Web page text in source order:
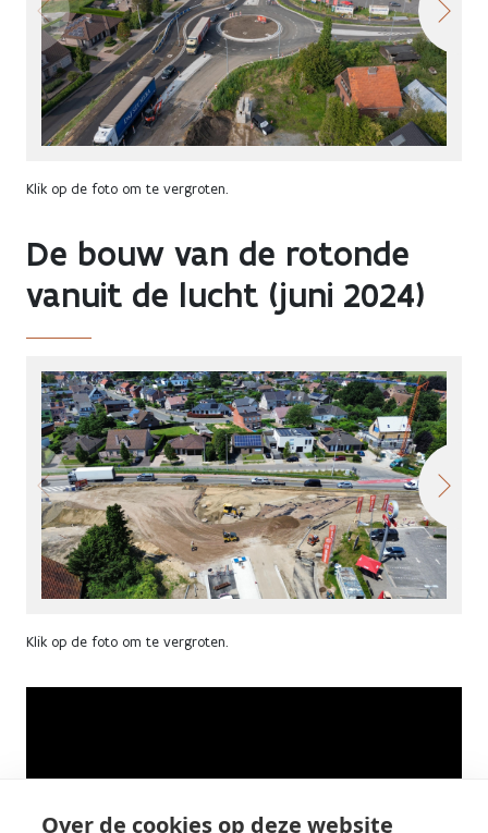
Over de cookies op deze website
Klik op de foto om te vergroten.
De bouw van de rotonde
vanuit de lucht (juni 2024)
Klik op de foto om te vergroten.